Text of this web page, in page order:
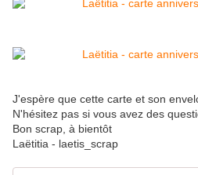
J'espère que cette carte et son
N'hésitez pas si vous avez des
Bon scrap, à bientôt
Laëtitia - laetis_scrap